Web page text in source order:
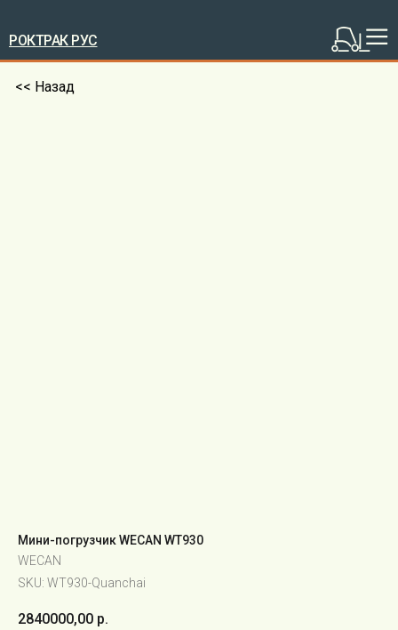
РОКТРАК РУС
<< Назад
Мини-погрузчик WECAN WT930
WECAN
SKU: WT930-Quanchai
2840000,00 р.